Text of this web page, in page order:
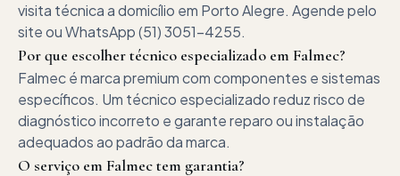
visita técnica a domicílio em Porto Alegre. Agende pelo
site ou WhatsApp (51) 3051-4255.
Por que escolher técnico especializado em Falmec?
Falmec é marca premium com componentes e sistemas
específicos. Um técnico especializado reduz risco de
diagnóstico incorreto e garante reparo ou instalação
adequados ao padrão da marca.
O serviço em Falmec tem garantia?